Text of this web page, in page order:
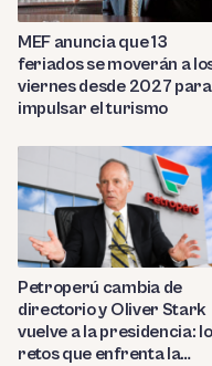
MEF anuncia que 13
feriados se moverán a
viernes desde 2027 para
impulsar el turismo
Petroperú cambia de
directorio y Oliver Stark
vuelve a la presidencia:
retos que enfrenta la